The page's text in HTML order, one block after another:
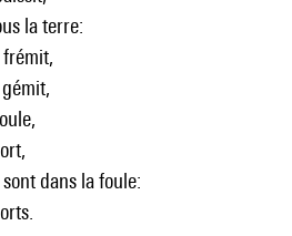
la terre:
frémit,
dans la foule: